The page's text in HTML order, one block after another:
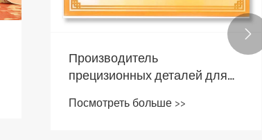
Производитель
прецизионных деталей для
порошковой металлургии GM
Group сохранила титул
Посмотреть больше >>
